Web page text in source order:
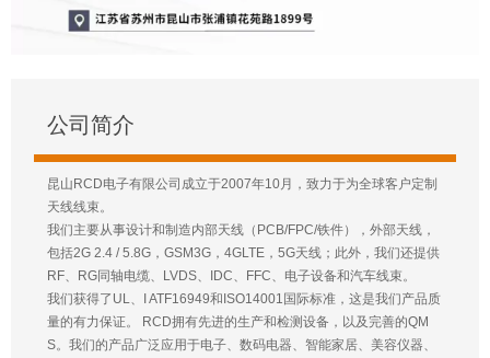
公司简介
昆山RCD电子有限公司成立于2007年10月，致力于为全球客户定制
天线线束。
我们主要从事设计和制造内部天线（PCB/FPC/铁件），外部天线，
包括2G 2.4 / 5.8G，GSM3G，4GLTE，5G天线；此外，我们还提供
RF、RG同轴电缆、LVDS、IDC、FFC、电子设备和汽车线束。
我们获得了UL、I ATF16949和ISO14001国际标准，这是我们产品质
量的有力保证。 RCD拥有先进的生产和检测设备，以及完善的QM
S。我们的产品广泛应用于电子、数码电器、智能家居、美容仪器、